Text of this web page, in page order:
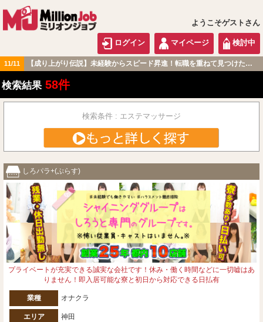
ようこそゲストさん
ログイン マイページ 検討中
11/11 【成り上がり伝説】未経験からスピード昇進！転職を重ねて見つけた『本当に働きやすい職場』とは？
関東版
検索結果 58件
検索条件 : エステマッサージ
しろパラ+(ぷらす)
プライベートが充実できる誠実な会社です！休み・働く時間などに一切嘘はあ
りません！即入居可能な寮と初日から対応できる日払有
業種 オナクラ
エリア 神田